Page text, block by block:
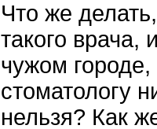
Что же
такого врача,
чужом городе,
стоматологу
нельзя? Как